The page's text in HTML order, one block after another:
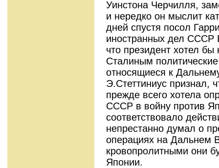
Уинстона Черчилля,
и нередко он мыслит
дней спустя посол
иностранных дел
что президент хотел
Сталиным
относящиеся к
Э.Стеттиниус признал,
прежде всего хотела
СССР в войну против
соответствовало
непрестанно думал о
операциях на Дальнем
кровопролитными они
Японии.